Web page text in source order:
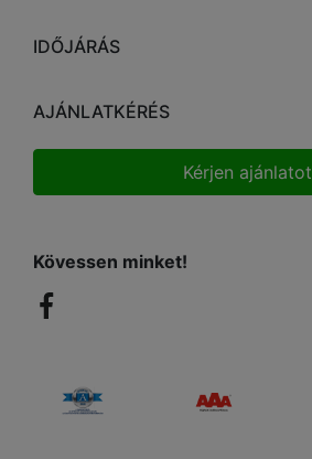
IDŐJÁRÁS
AJÁNLATKÉRÉS
Kérjen ajánlatot
Kövessen minket!